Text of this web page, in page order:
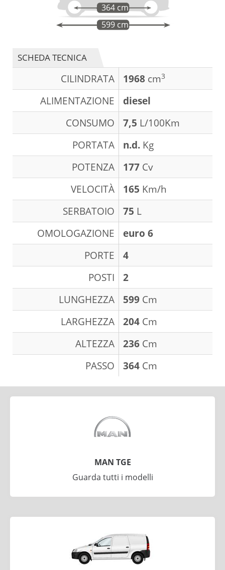
599 cm
364 cm
SCHEDA TECNICA
CILINDRATA 1968 cm3
ALIMENTAZIONE
diesel
CONSUMO
7,5 L/100Km
PORTATA
n.d. Kg
POTENZA
177 Cv
VELOCITÀ
165 Km/h
SERBATOIO
75 L
OMOLOGAZIONE
euro 6
PORTE
4
POSTI
2
LUNGHEZZA
599 Cm
LARGHEZZA
204 Cm
ALTEZZA
236 Cm
PASSO
364 Cm
MAN TGE
Guarda tutti i modelli